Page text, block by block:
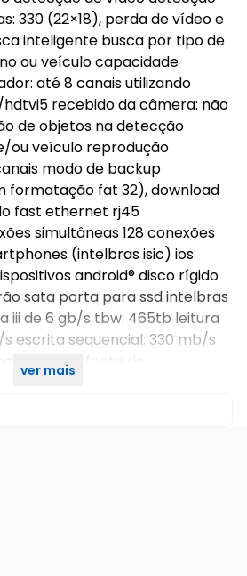
330 (22×18), perda de vídeo e
inteligente busca por tipo de
ou veículo capacidade
até 8 canais utilizando
recebido da câmera: não
de objetos na detecção
ou veículo reprodução
modo de backup
formatação fat 32), download
fast ethernet rj45
simultâneas 128 conexões
(intelbras isic) ios
android® disco rígido
sata porta para ssd intelbras
iii de 6 gb/s tbw: 465tb leitura
escrita sequencial: 330 mb/s
1200 mw fonte de
ver mais